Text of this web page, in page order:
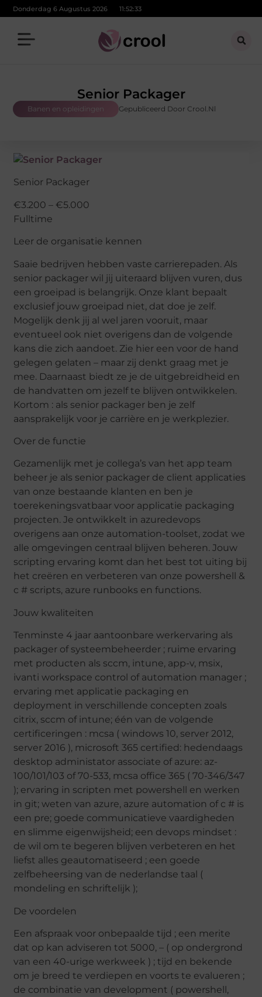
Donderdag 6 Augustus 2026 11:52:34
Senior Packager
Banen en opleidingen Gepubliceerd Door Crool.nl
Senior Packager
€3.200 – €5.000
Fulltime
Leer de organisatie kennen
Saaie bedrijven hebben vaste carrierepaden. Als
senior packager wil jij uiteraard blijven vuren, dus
een groeipad is belangrijk. Onze klant bepaalt
exclusief jouw groeipad niet, dat doe je zelf.
Mogelijk denk jij al wel jaren vooruit, maar
eventueel ook niet overigens dan de volgende
kans die zich aandoet. Zie hier een voor de hand
gelegen gelaten – maar zij denkt graag met je
mee. Daarnaast biedt ze je de uitgebreidheid en
de handvatten om jezelf te blijven ontwikkelen.
Kortom : als senior packager ben je zelf
aansprakelijk voor je carrière en je werkplezier.
Over de functie
Gezamenlijk met je collega’s van het app team
beheer je als senior packager de client applicaties
van onze bestaande klanten en ben je
toerekeningsvatbaar voor applicatie packaging
projecten. Je ontwikkelt in azuredevops
overigens aan onze automation-toolset, zodat we
alle omgevingen centraal blijven beheren. Jouw
scripting ervaring komt dan het best tot uiting bij
het creëren en verbeteren van onze powershell &
c # scripts, azure runbooks en functions.
Jouw kwaliteiten
Tenminste 4 jaar aantoonbare werkervaring als
packager of systeembeheerder ; ruime ervaring
met producten als sccm, intune, app-v, msix,
ivanti workspace control of automation manager ;
ervaring met applicatie packaging en
deployment in verschillende concepten zoals
citrix, sccm of intune; één van de volgende
certificeringen : mcsa ( windows 10, server 2012,
server 2016 ), microsoft 365 certified: hedendaags
desktop administator associate of azure: az-
100/101/103 of 70-533, mcsa office 365 ( 70-346/347
); ervaring in scripten met powershell en werken
in git; weten van azure, azure automation of c # is
een pre; goede communicatieve vaardigheden
en slimme eigenwijsheid; een devops mindset :
de wil om te begeren blijven verbeteren en het
liefst alles geautomatiseerd ; een goede
zelfbeheersing van de nederlandse taal (
mondeling en schriftelijk );
De voordelen
Een afspraak voor onbepaalde tijd ; een merite
dat op kan adviseren tot 5000, – ( op ondergrond
van een 40-urige werkweek ) ; tijd en bekende
om je breed te verdiepen en voorts te evalueren ;
de combinatie van development ( powershell,